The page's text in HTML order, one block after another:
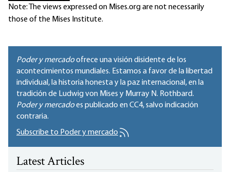
Note: The views expressed on Mises.org are not necessarily
those of the Mises Institute.
Poder y mercadoofrece una visión disidente de los
acontecimientos mundiales. Estamos a favor de la libertad
individual, la historia honesta y la paz internacional, en la
tradición de Ludwig von Mises y Murray N. Rothbard.
Poder y mercadoes publicado enCC4, salvo indicación
contraria.
Subscribe to Poder y mercado
Latest Articles